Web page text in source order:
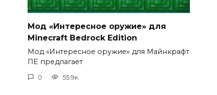
Мод «Интересное оружие» для
Minecraft Bedrock Edition
Мод «Интересное оружие» для Майнкрафт
ПЕ предлагает
0 55.9к.